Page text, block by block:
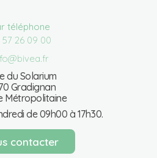
téléphone
57 26 09 00
du Solarium
Gradignan
Métropolitaine
de 09h00 à 17h30.
contacter